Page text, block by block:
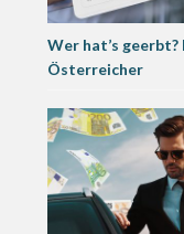
Wer hat’s
Österreicher